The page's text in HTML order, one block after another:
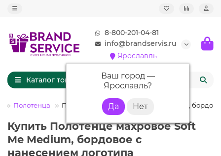
8-800-201-04-81
info@brandservis.ru
Ярославль
Ваш город —
Ярославль?
Каталог товаров
Полотенца Полотенце махровое Soft Me Medium,
Купить Полотенце махровое Soft
Me Medium, бордовое с
нанесением логотипа